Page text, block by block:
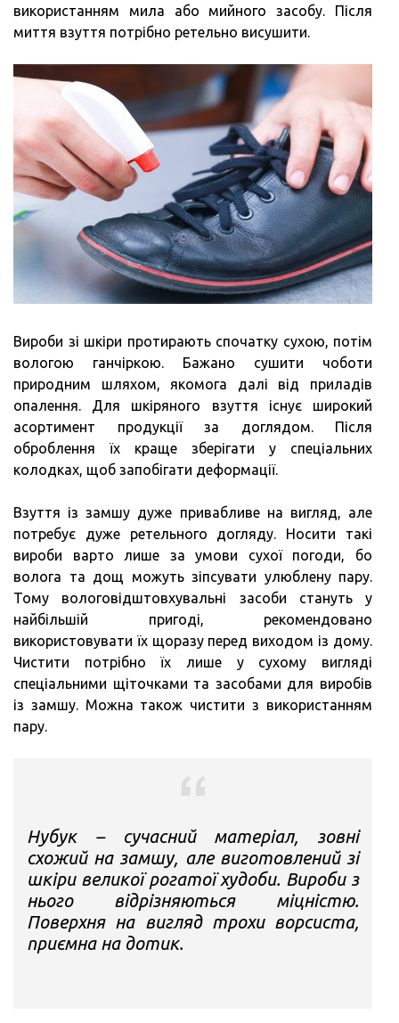
використанням мила або мийного засобу. Після
миття взуття потрібно ретельно висушити.
Вироби зі шкіри протирають спочатку сухою, потім
вологою ганчіркою. Бажано сушити чоботи
природним шляхом, якомога далі від приладів
опалення. Для шкіряного взуття існує широкий
асортимент продукції за доглядом. Після
оброблення їх краще зберігати у спеціальних
колодках, щоб запобігати деформації.
Взуття із замшу дуже привабливе на вигляд, але
потребує дуже ретельного догляду. Носити такі
вироби варто лише за умови сухої погоди, бо
волога та дощ можуть зіпсувати улюблену пару.
Тому вологовідштовхувальні засоби стануть у
найбільшій пригоді, рекомендовано
використовувати їх щоразу перед виходом із дому.
Чистити потрібно їх лише у сухому вигляді
спеціальними щіточками та засобами для виробів
із замшу. Можна також чистити з використанням
пару.
Нубук – сучасний матеріал, зовні
схожий на замшу, але виготовлений зі
шкіри великої рогатої худоби. Вироби з
нього відрізняються міцністю.
Поверхня на вигляд трохи ворсиста,
приємна на дотик.